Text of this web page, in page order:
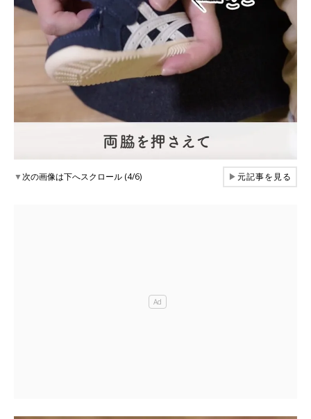
▼次の画像は下へスクロール (4/6) ▶元記事を見る